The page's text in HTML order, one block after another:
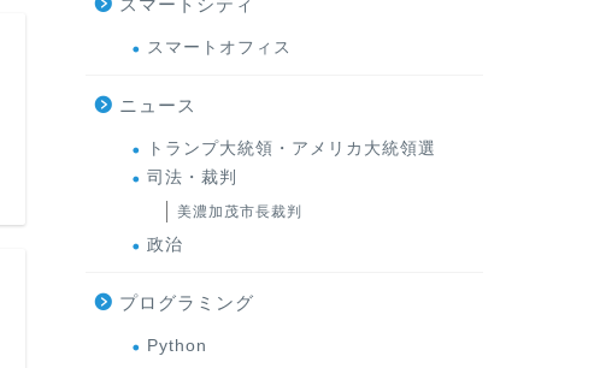
スマートシティ
スマートオフィス
ニュース
トランプ大統領・アメリカ大統領選
司法・裁判
美濃加茂市長裁判
政治
プログラミング
Python